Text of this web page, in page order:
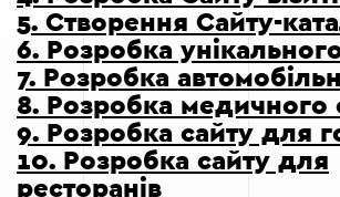
5. Створення Сайту-
6. Розробка
7. Розробка
8. Розробка медичного
9. Розробка сайту для
10. Розробка сайту для
ресторанів